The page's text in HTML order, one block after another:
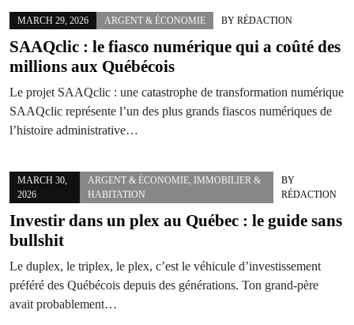
MARCH 29, 2026 ARGENT & ÉCONOMIE BY RÉDACTION
SAAQclic : le fiasco numérique qui a coûté des
millions aux Québécois
Le projet SAAQclic : une catastrophe de transformation numérique
SAAQclic représente l’un des plus grands fiascos numériques de
l’histoire administrative…
MARCH 30,
2026
ARGENT & ÉCONOMIE, IMMOBILIER &
HABITATION
BY
RÉDACTION
Investir dans un plex au Québec : le guide sans
bullshit
Le duplex, le triplex, le plex, c’est le véhicule d’investissement
préféré des Québécois depuis des générations. Ton grand-père
avait probablement…